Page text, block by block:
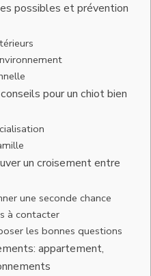
possibles et prévention
pour un chiot bien
un croisement entre
une seconde chance
à contacter
les bonnes questions
appartement,